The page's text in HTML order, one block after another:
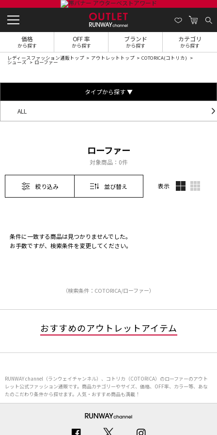
価格
から探す
OFF 率
から探す
ブランド
から探す
カテゴリ
から探す
レディースファッション通販トップ アウトレットトップ COTORICA(コトリカ)
シューズ ローファー
タイプから探す ▼
ALL
ローファー
対象商品： 0件
絞り込み 並び替え 表示
条件に一致する商品は見つかりませんでした。
お手数ですが、検索条件を変更してください。
（検索条件：COTORICA/ローファー）
おすすめのアウトレットアイテム
RUNWAY channel（ランウェイチャンネル）、コトリカ（COTORICA）のローファーのアウト
レット公式ファッション通販です。商品カテゴリーやサイズ、価格、OFF率、カラー等、あな
たのこだわり条件から探せます。人気・おすすめ商品も満載！